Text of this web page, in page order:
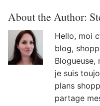
About the Author:
Hello, moi
blog,
Blogueuse,
je suis
plans
partage